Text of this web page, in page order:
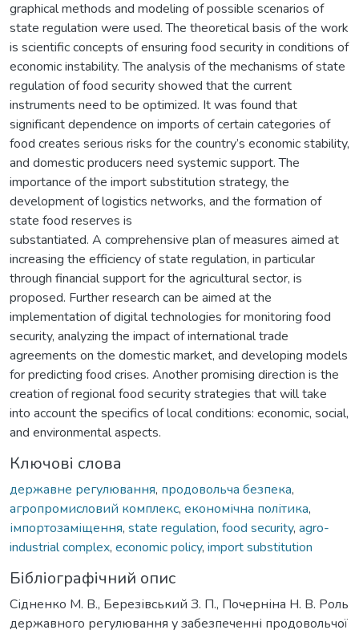
graphical methods and modeling of possible scenarios of
state regulation were used. The theoretical basis of the work
is scientific concepts of ensuring food security in conditions of
economic instability. The analysis of the mechanisms of state
regulation of food security showed that the current
instruments need to be optimized. It was found that
significant dependence on imports of certain categories of
food creates serious risks for the country’s economic stability,
and domestic producers need systemic support. The
importance of the import substitution strategy, the
development of logistics networks, and the formation of
state food reserves is
substantiated. A comprehensive plan of measures aimed at
increasing the efficiency of state regulation, in particular
through financial support for the agricultural sector, is
proposed. Further research can be aimed at the
implementation of digital technologies for monitoring food
security, analyzing the impact of international trade
agreements on the domestic market, and developing models
for predicting food crises. Another promising direction is the
creation of regional food security strategies that will take
into account the specifics of local conditions: economic, social,
and environmental aspects.
Ключові слова
державне регулювання, продовольча безпека,
агропромисловий комплекс, економічна політика,
імпортозаміщення, state regulation, food security, agro-
industrial complex, economic policy, import substitution
Бібліографічний опис
Сідненко М. В., Березівський З. П., Почерніна Н. В. Роль
державного регулювання у забезпеченні продовольчої